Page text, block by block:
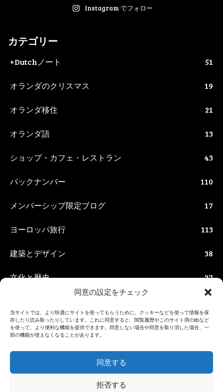
同意の設定をチェック
当サイトでは、より快適にサイトを使ってもらうために、クッキーなどを使って情報を保
存したり読み取ったりしています。これに同意すると、閲覧履歴やこのサイト用のIDなど
を使って、より便利な機能を提供できます。同意しない場合や同意を取り消した場合、一
部の機能が使えなくなることがあります。
同意する
拒否する
Instagram でフォロー
カテゴリー
+Dutchノート 51
オランダのクリスマス 19
オランダ移住 21
オランダ語 13
ショップ・カフェ・レストラン 43
バックナンバー 110
メンバーシップ限定ブログ 17
ヨーロッパ旅行 113
建築とデザイン 38
文化と歴史 27
美術館と博物館 54
観光と街歩き 116
食べ物 46